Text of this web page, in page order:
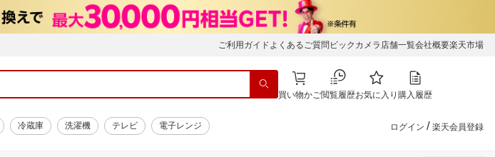
ご利用ガイド よくあるご質問 ビックカメラ店舗一覧会社概要楽天市場
買い物かご閲覧履歴お気に入り 購入履歴
冷蔵庫 洗濯機 テレビ 電子レンジ ログイン / 楽天会員登録